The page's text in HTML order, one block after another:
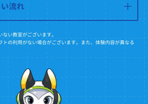
流れ
い教室がございます。
の利用がない場合がございます。また、体験内容が異なる